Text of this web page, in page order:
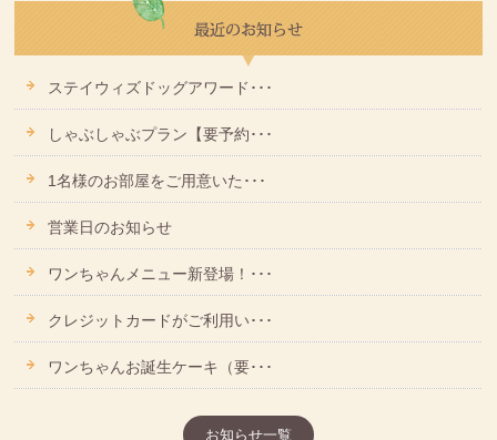
ステイウィズドッグアワード･･･
しゃぶしゃぶプラン【要予約･･･
1名様のお部屋をご用意いた･･･
営業日のお知らせ
ワンちゃんメニュー新登場！･･･
クレジットカードがご利用い･･･
ワンちゃんお誕生ケーキ（要･･･
お知らせ一覧